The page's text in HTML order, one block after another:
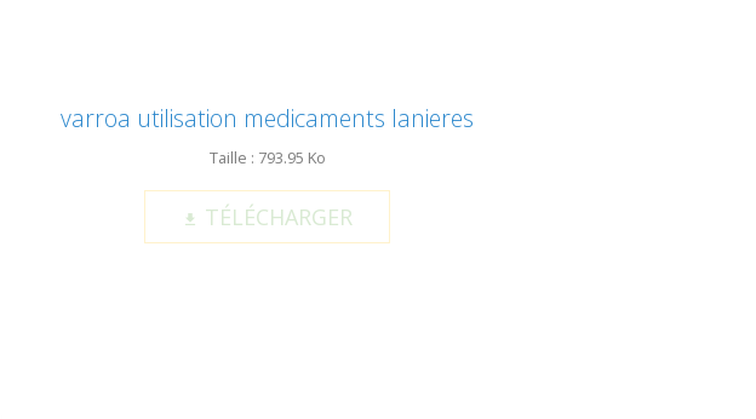
varroa utilisation medicaments lanieres
Taille : 793.95 Ko
TÉLÉCHARGER